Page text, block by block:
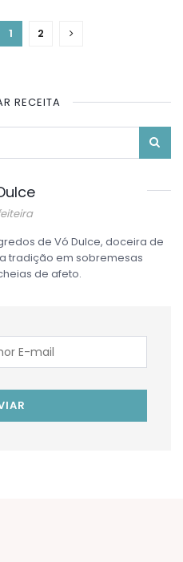
1 2
RECEITA
MIM
de Vó Dulce, doceira de
tradição em sobremesas
de afeto.